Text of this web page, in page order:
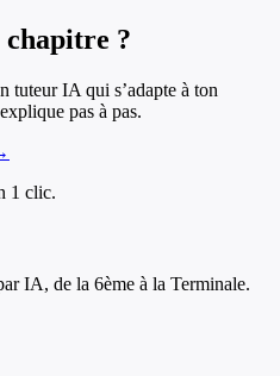
chapitre ?
tuteur IA qui s’adapte à ton
pas à pas.
1 clic.
IA, de la 6ème à la Terminale.